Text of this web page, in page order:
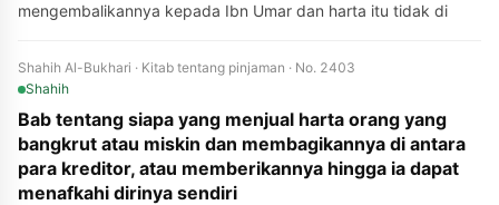
mengembalikannya kepada Ibn Umar dan harta itu tidak di
Shahih Al-Bukhari · Kitab tentang pinjaman · No. 2403
Shahih
Bab tentang siapa yang menjual harta orang yang
bangkrut atau miskin dan membagikannya di antara
para kreditor, atau memberikannya hingga ia dapat
menafkahi dirinya sendiri